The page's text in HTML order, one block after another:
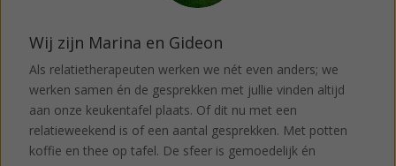
Wij zijn Marina en Gideon
Als relatietherapeuten werken we nét even anders; we
werken samen én de gesprekken met jullie vinden altijd
aan onze keukentafel plaats. Of dit nu met een
relatieweekend is of een aantal gesprekken. Met potten
koffie en thee op tafel. De sfeer is gemoedelijk én